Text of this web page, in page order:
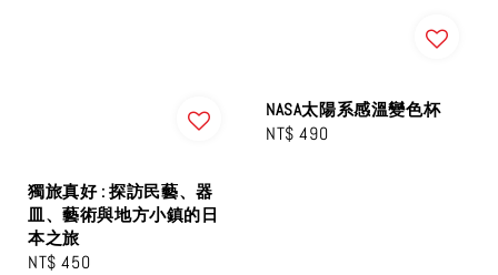
獨旅真好 : 探訪民藝、器
皿、藝術與地方小鎮的日
本之旅
Regular
NT$ 450
NASA太陽系感溫變色杯
Regular
NT$ 490